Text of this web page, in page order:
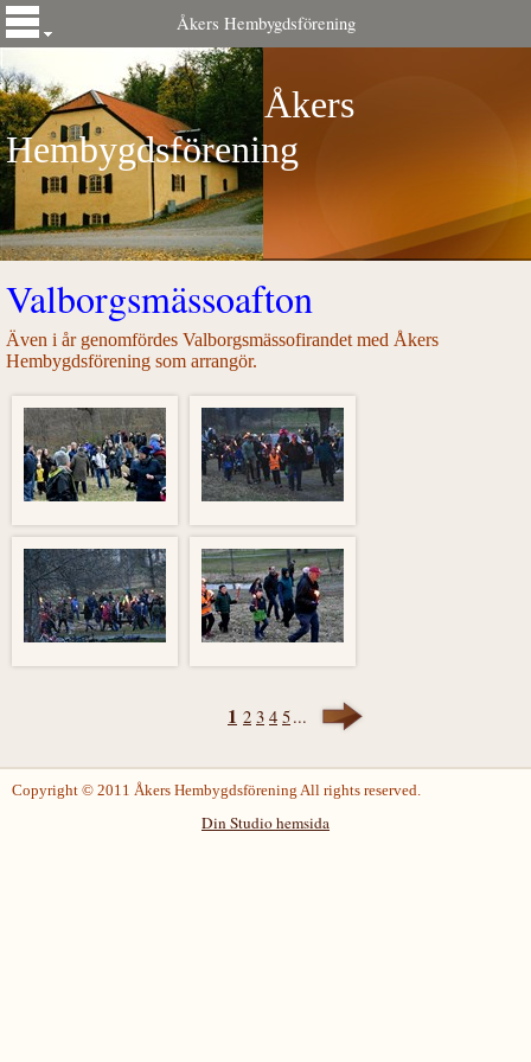
Åkers Hembygdsförening
Åkers
Hembygdsförening
Valborgsmässoafton
Även i år genomfördes Valborgsmässofirandet med Åkers
Hembygdsförening som arrangör.
1 2 3 4 5...
Copyright © 2011 Åkers Hembygdsförening All rights reserved.
Din Studio hemsida